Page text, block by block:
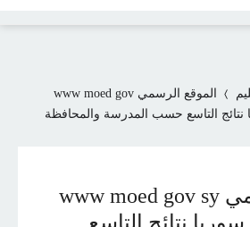
الموقع الرسمي www moed gov
الموقع الرسمي www moed gov sy